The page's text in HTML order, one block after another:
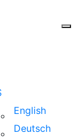
English
Deutsch